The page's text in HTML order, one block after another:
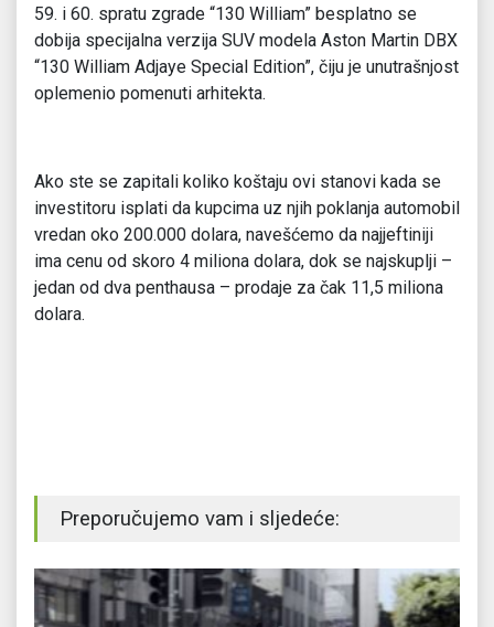
59. i 60. spratu zgrade “130 William” besplatno se
dobija specijalna verzija SUV modela Aston Martin DBX
“130 William Adjaye Special Edition”, čiju je unutrašnjost
oplemenio pomenuti arhitekta.
Ako ste se zapitali koliko koštaju ovi stanovi kada se
investitoru isplati da kupcima uz njih poklanja automobil
vredan oko 200.000 dolara, navešćemo da najjeftiniji
ima cenu od skoro 4 miliona dolara, dok se najskuplji –
jedan od dva penthausa – prodaje za čak 11,5 miliona
dolara.
Preporučujemo vam i sljedeće: